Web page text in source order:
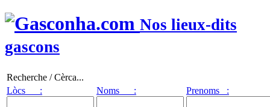
Nos lieux-dits
gascons
Recherche / Cèrca...
Lòcs :
Noms : Prenoms :